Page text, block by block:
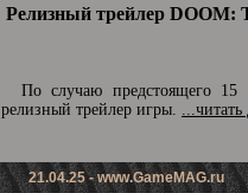
Релизный трейлер DOOM:
По случаю предстоящего 15
релизный трейлер игры. ...читать
21.04.25 -www.GameMAG.ru